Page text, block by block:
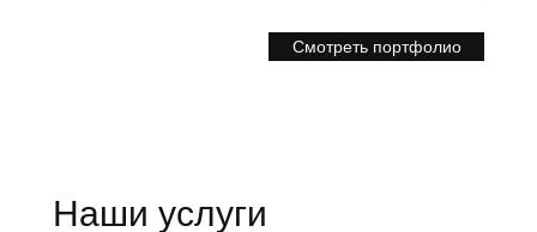
Смотреть портфолио
Наши услуги